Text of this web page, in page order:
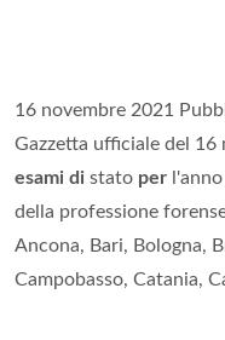
16 novembre 2021
Gazzetta ufficiale del 16
esami di stato per l'anno
della professione
Ancona, Bari, Bologna,
Campobasso, Catania,